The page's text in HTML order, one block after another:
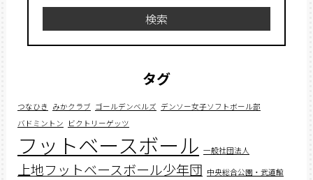
検索
タグ
つなひき みかクラブ ゴールデンベルズ デンソー女子ソフトボール部
バドミントン ビクトリーゲッツ
フットベースボール 一般社団法人
上地フットベースボール少年団 中央総合公園・武道館